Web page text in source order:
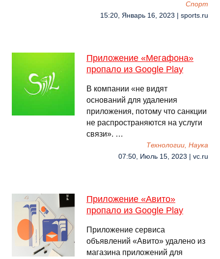
Спорт
15:20, Январь 16, 2023 | sports.ru
Приложение «Мегафона»
пропало из Google Play
В компании «не видят
оснований для удаления
приложения, потому что санкции
не распространяются на услуги
связи». …
Технологии, Наука
07:50, Июль 15, 2023 | vc.ru
Приложение «Авито»
пропало из Google Play
Приложение сервиса
объявлений «Авито» удалено из
магазина приложений для